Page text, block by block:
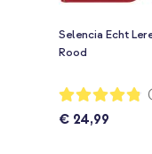
Selencia Echt
Rood
Waardering:
96%
€ 24,99